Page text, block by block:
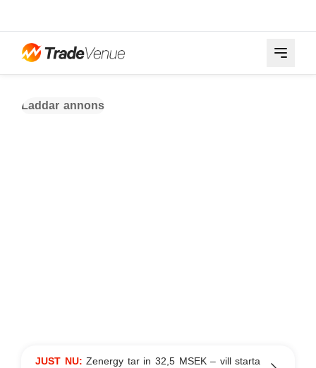
Laddar annons
JUST NU:Zenergy tar in 32,5 MSEK – vill starta